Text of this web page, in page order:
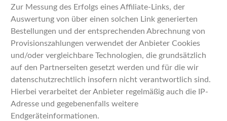
Zur Messung des Erfolgs eines Affiliate-Links, der
Auswertung von über einen solchen Link generierten
Bestellungen und der entsprechenden Abrechnung von
Provisionszahlungen verwendet der Anbieter Cookies
und/oder vergleichbare Technologien, die grundsätzlich
auf den Partnerseiten gesetzt werden und für die wir
datenschutzrechtlich insofern nicht verantwortlich sind.
Hierbei verarbeitet der Anbieter regelmäßig auch die IP-
Adresse und gegebenenfalls weitere
Endgeräteinformationen.